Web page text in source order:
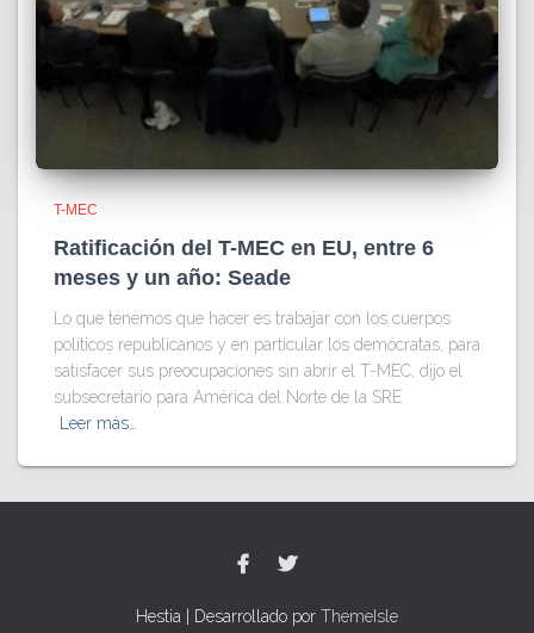
T-MEC
Ratificación del T-MEC en EU, entre 6
meses y un año: Seade
Lo que tenemos que hacer es trabajar con los cuerpos
políticos republicanos y en particular los demócratas, para
satisfacer sus preocupaciones sin abrir el T-MEC, dijo el
subsecretario para América del Norte de la SRE
Leer más…
Hestia | Desarrollado por ThemeIsle